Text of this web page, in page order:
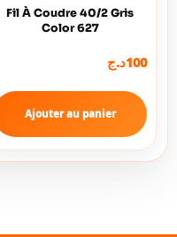
Fil À Coudre 40/2 Gris
Color 627
100د.ج
Ajouter au panier